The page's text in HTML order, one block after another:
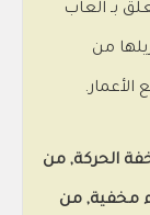
تتعلق بـ العاب
من
من خفة الحركة, من
مخفية, من